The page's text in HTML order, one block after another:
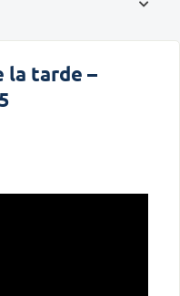
la tarde –